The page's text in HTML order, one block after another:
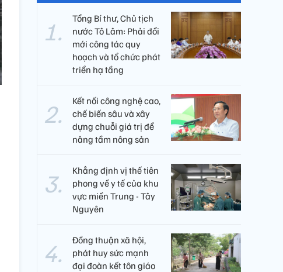
Tổng Bí thư, Chủ tịch
nước Tô Lâm: Phải đổi
mới công tác quy
hoạch và tổ chức phát
triển hạ tầng
Kết nối công nghệ cao,
chế biến sâu và xây
dựng chuỗi giá trị để
nâng tầm nông sản
Khẳng định vị thế tiên
phong về y tế của khu
vực miền Trung - Tây
Nguyên ​
Đồng thuận xã hội,
phát huy sức mạnh
đại đoàn kết tôn giáo